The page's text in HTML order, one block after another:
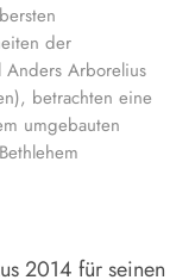
der
Anders Arborelius
betrachten eine
umgebauten
2014 für seinen